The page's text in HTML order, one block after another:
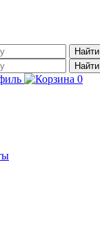
Найти
Найти
0